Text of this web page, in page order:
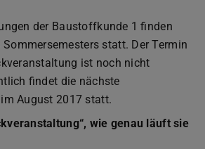
der Baustoffkunde 1 finden
statt. Der Termin
ist noch nicht
findet die nächste
August 2017 statt.
wie genau läuft sie